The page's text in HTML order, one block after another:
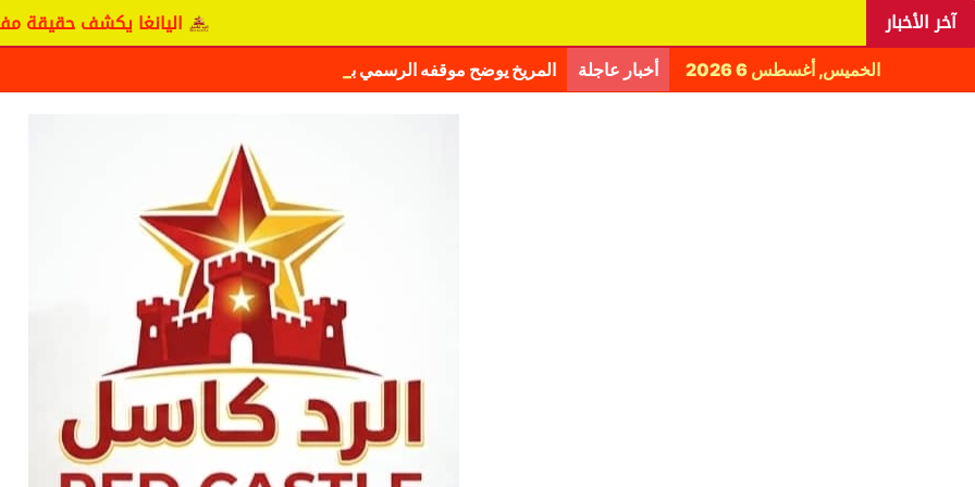
آخر الأخبار اليانغا يكشف حقيقة مفاوضات
الخميس, أغسطس 6 2026 أخبار عاجلة المريخ يوضح موقفه الرسمي بشأن سيكافا.